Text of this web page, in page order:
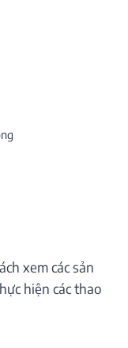
xem các sản
hiện các thao